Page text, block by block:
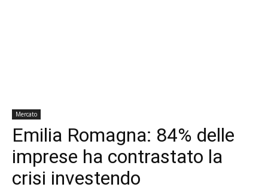
Mercato
Emilia Romagna: 84% delle
imprese ha contrastato la
crisi investendo